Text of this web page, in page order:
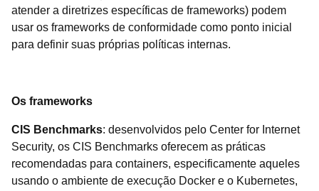
atender a diretrizes específicas de frameworks) podem
usar os frameworks de conformidade como ponto inicial
para definir suas próprias políticas internas.
Os frameworks
CIS Benchmarks: desenvolvidos pelo Center for Internet
Security, os CIS Benchmarks oferecem as práticas
recomendadas para containers, especificamente aqueles
usando o ambiente de execução Docker e o Kubernetes,